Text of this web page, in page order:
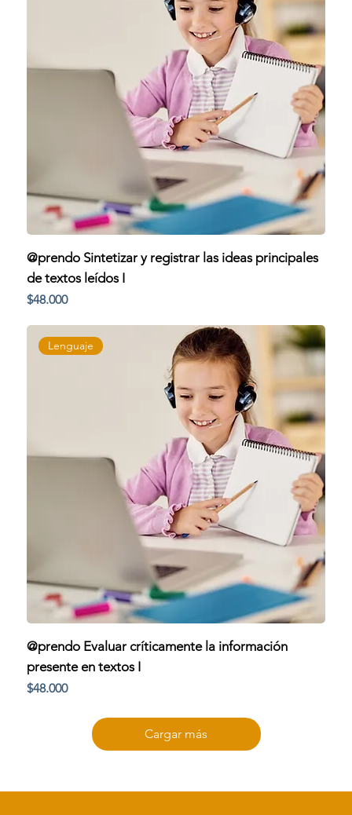
@prendo Sintetizar y registrar las ideas principales
de textos leídos I
Precio
$48.000
Lenguaje
@prendo Evaluar críticamente la información
presente en textos I
Precio
$48.000
Cargar más